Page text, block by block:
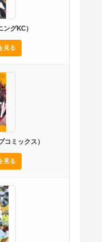
グKC）
見る
コミックス）
見る